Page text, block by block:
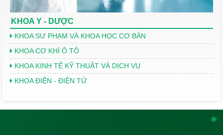
KHOA Y - DƯỢC
KHOA SƯ PHẠM VÀ KHOA HỌC CƠ BẢN
KHOA CƠ KHÍ Ô TÔ
KHOA KINH TẾ KỸ THUẬT VÀ DỊCH VỤ
KHOA ĐIỆN - ĐIỆN TỬ